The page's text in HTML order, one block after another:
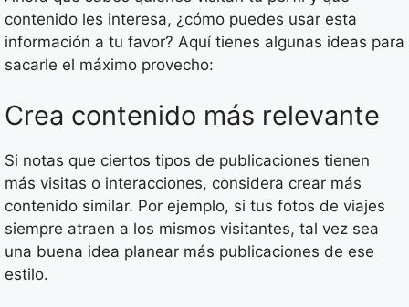
contenido les interesa, ¿cómo puedes usar esta
información a tu favor? Aquí tienes algunas ideas para
sacarle el máximo provecho:
Crea contenido más relevante
Si notas que ciertos tipos de publicaciones tienen
más visitas o interacciones, considera crear más
contenido similar. Por ejemplo, si tus fotos de viajes
siempre atraen a los mismos visitantes, tal vez sea
una buena idea planear más publicaciones de ese
estilo.